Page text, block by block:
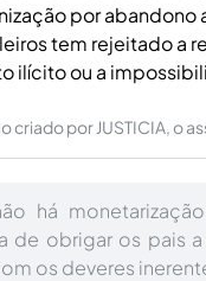
por abandono
tem rejeitado a
ilícito ou a
criado por JUSTICIA, o
há
de obrigar os pais
os deveres